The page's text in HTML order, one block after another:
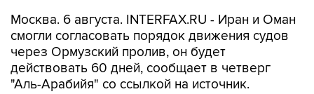
Москва. 6 августа. INTERFAX.RU - Иран и Оман
смогли согласовать порядок движения судов
через Ормузский пролив, он будет
действовать 60 дней, сообщает в четверг
"Аль-Арабийя" со ссылкой на источник.